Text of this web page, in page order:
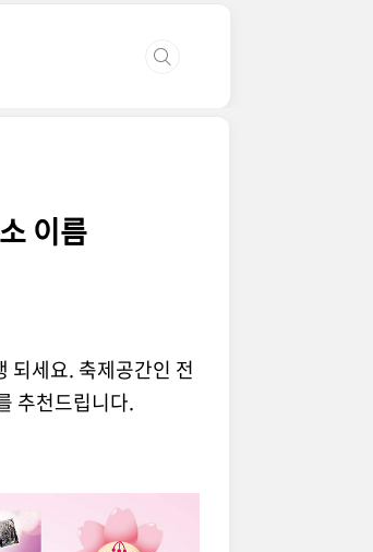
이름
되세요. 축제공간인 전
추천드립니다.